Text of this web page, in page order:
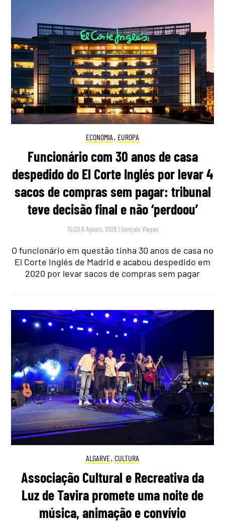
ECONOMIA , EUROPA
Funcionário com 30 anos de casa
despedido do El Corte Inglés por levar 4
sacos de compras sem pagar: tribunal
teve decisão final e não ‘perdoou’
15:20 6 Agosto, 2026 | Gonçalo Viegas
O funcionário em questão tinha 30 anos de casa no
El Corte Inglés de Madrid e acabou despedido em
2020 por levar sacos de compras sem pagar
ALGARVE, CULTURA
Associação Cultural e Recreativa da
Luz de Tavira promete uma noite de
música, animação e convívio